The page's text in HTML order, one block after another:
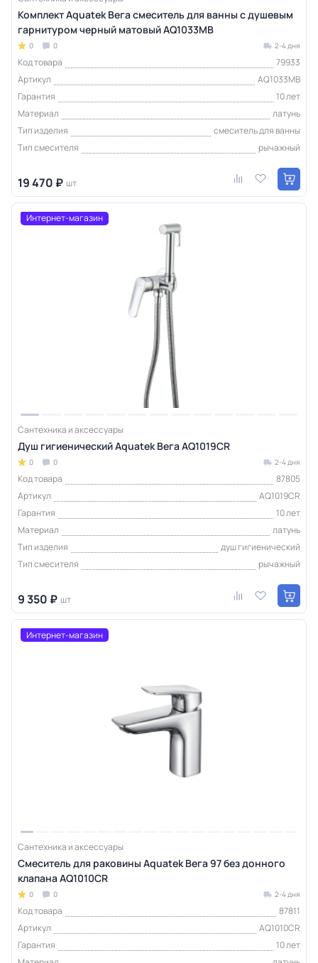
Комплект Aquatek Вега смеситель для ванны с душевым
гарнитуром черный матовый AQ1033MB
0 0 2-4 дня
Код товара
79933
Артикул
AQ1033MB
Гарантия
10 лет
Материал
латунь
Тип изделия
смеситель для ванны
Тип смесителя
рычажный
19 470 ₽ шт
Интернет-магазин
Сантехника и аксессуары
Душ гигиенический Aquatek Вега AQ1019CR
0 0 2-4 дня
Код товара
87805
Артикул
AQ1019CR
Гарантия
10 лет
Материал
латунь
Тип изделия
душ гигиенический
Тип смесителя
рычажный
9 350 ₽ шт
Интернет-магазин
Сантехника и аксессуары
Смеситель для раковины Aquatek Вега 97 без донного
клапана AQ1010CR
0 0 2-4 дня
Код товара
87811
Артикул
AQ1010CR
Гарантия
10 лет